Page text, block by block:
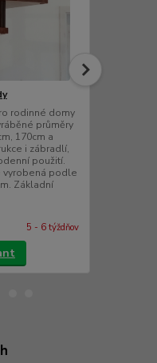
rodinné domy
průměry
170cm a
i zábradlí,
použití.
vyrobená podle
Základní
5 - 6 týždňov